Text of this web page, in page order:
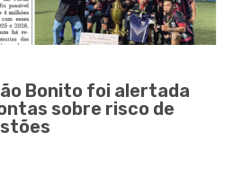
Bonito foi alertada
sobre risco de